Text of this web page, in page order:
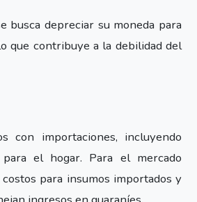
busca depreciar su moneda para
que contribuye a la debilidad del
con importaciones, incluyendo
el hogar. Para el mercado
para insumos importados y